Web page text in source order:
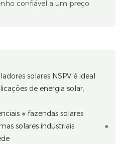
confiável a um preço
solares NSPV é ideal
de energia solar,
● fazendas solares
solares industriais
●